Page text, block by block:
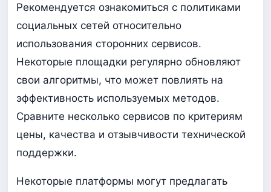
Рекомендуется ознакомиться с политиками
социальных сетей относительно
использования сторонних сервисов.
Некоторые площадки регулярно обновляют
свои алгоритмы, что может повлиять на
эффективность используемых методов.
Сравните несколько сервисов по критериям
цены, качества и отзывчивости технической
поддержки.
Некоторые платформы могут предлагать